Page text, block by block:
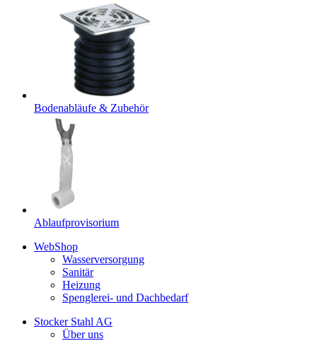
Bodenabläufe & Zubehör
Ablaufprovisorium
WebShop
Wasserversorgung
Sanitär
Heizung
Spenglerei- und Dachbedarf
Stocker Stahl AG
Über uns